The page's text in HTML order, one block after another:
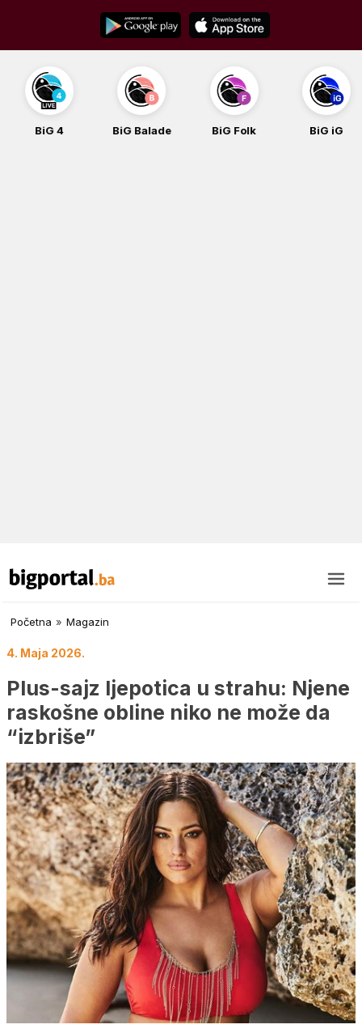
content
BiG 4 BiG Balade BiG Folk BiG iG
Početna » Magazin
4. Maja 2026.
Plus-sajz ljepotica u strahu: Njene
raskošne obline niko ne može da
“izbriše”